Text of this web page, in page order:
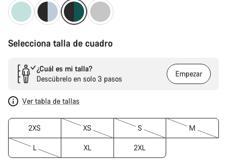
Selecciona talla de cuadro
¿Cuál es mi talla?
Descúbrelo en solo 3 pasos
Empezar
Ver tabla de tallas
2XS XS S M
L XL 2XL